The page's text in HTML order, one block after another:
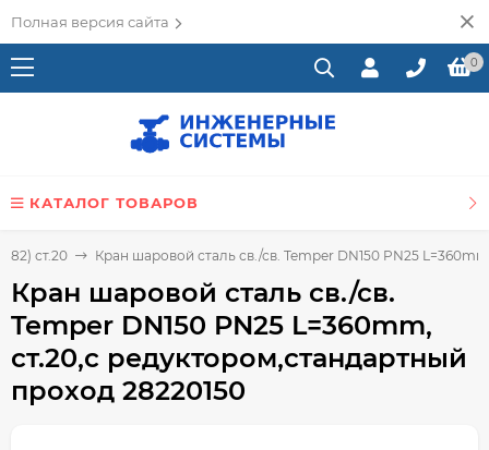
Полная версия сайта
0
КАТАЛОГ ТОВАРОВ
ст.20 Кран шаровой сталь св./св. Temper DN150 PN25
Кран шаровой сталь св./св.
Temper DN150 PN25 L=360mm,
ст.20,с редуктором,стандартный
проход 28220150